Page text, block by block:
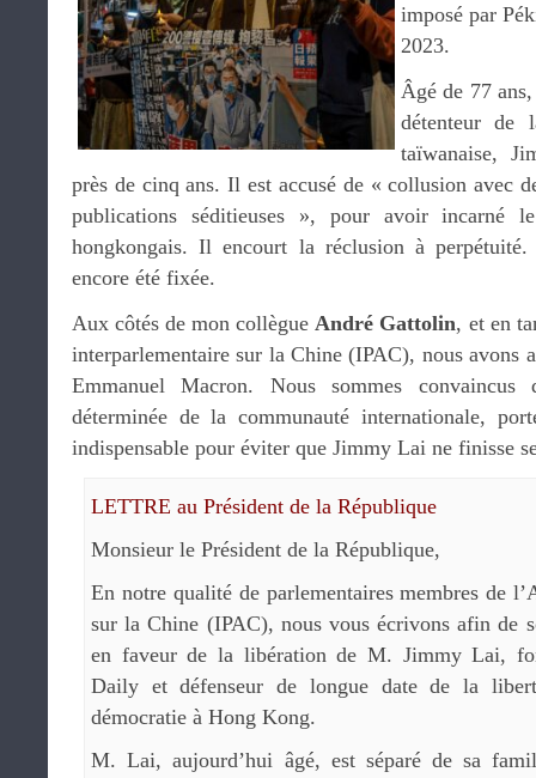
imposé par
2023.
Âgé de 77
détenteur de
taïwanaise,
près de cinq ans. Il est accusé de « collusion avec
publications séditieuses », pour avoir incarné
hongkongais. Il encourt la réclusion à
encore été fixée.
Aux côtés de mon collègueAndré Gattolin, et en
interparlementaire sur la Chine (IPAC), nous avons
Emmanuel Macron. Nous sommes convaincus
déterminée de la communauté internationale,
indispensable pour éviter que Jimmy Lai ne finisse
LETTRE au Président de la République
Monsieur le Président de la République,
En notre qualité de parlementaires membres de
sur la Chine (IPAC), nous vous écrivons afin de
en faveur de la libération de M. Jimmy Lai,
Daily et défenseur de longue date de la
démocratie à Hong Kong.
M. Lai, aujourd’hui âgé, est séparé de sa